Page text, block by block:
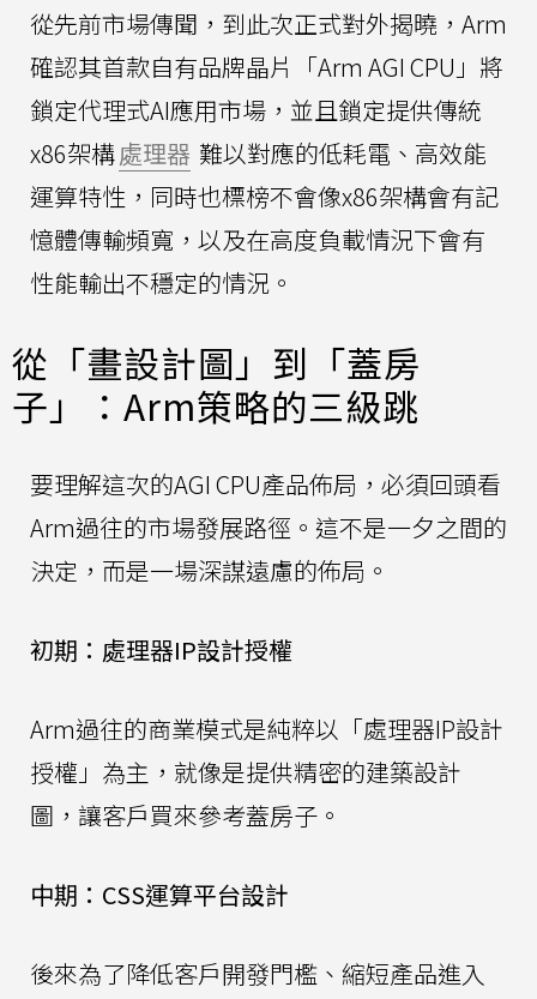
從先前市場傳聞，到此次正式對外揭曉，Arm
確認其首款自有品牌晶片「Arm AGI CPU」將
鎖定代理式AI應用市場，並且鎖定提供傳統
x86架構處理器 難以對應的低耗電、高效能
運算特性，同時也標榜不會像x86架構會有記
憶體傳輸頻寬，以及在高度負載情況下會有
性能輸出不穩定的情況。
從「畫設計圖」到「蓋房
子」：Arm策略的三級跳
要理解這次的AGI CPU產品佈局，必須回頭看
Arm過往的市場發展路徑。這不是一夕之間的
決定，而是一場深謀遠慮的佈局。
初期：處理器IP設計授權
Arm過往的商業模式是純粹以「處理器IP設計
授權」為主，就像是提供精密的建築設計
圖，讓客戶買來參考蓋房子。
中期：CSS運算平台設計
後來為了降低客戶開發門檻、縮短產品進入